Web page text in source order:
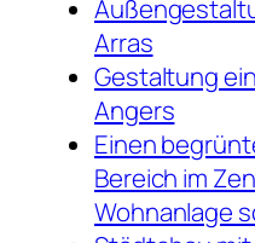
Arras
Gestaltung
Angers
Einen
Bereich im
Wohnanlage